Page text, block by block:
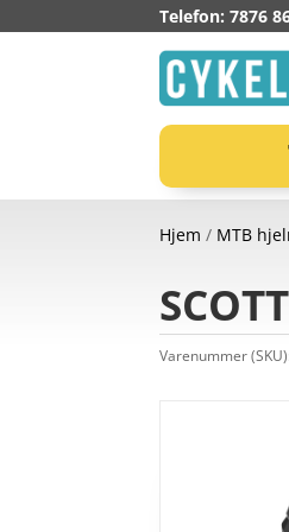
Telefon: 7876
Hjem / MTB
Varenummer